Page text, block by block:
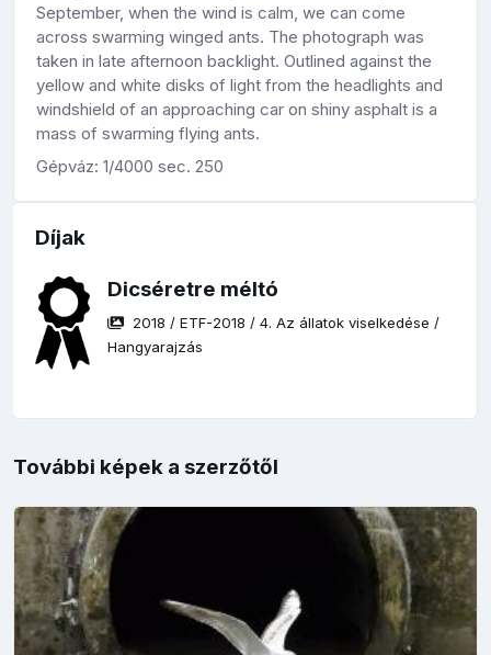
September, when the wind is calm, we can come
across swarming winged ants. The photograph was
taken in late afternoon backlight. Outlined against the
yellow and white disks of light from the headlights and
windshield of an approaching car on shiny asphalt is a
mass of swarming flying ants.
Gépváz: 1/4000 sec. 250
Díjak
Dicséretre méltó
2018 /ETF-2018 /4. Az állatok viselkedése /
Hangyarajzás
További képek a szerzőtől